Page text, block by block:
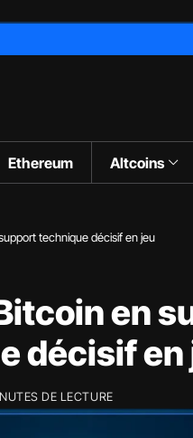
Ethereum Altcoins
technique décisif en jeu
en
décisif en
DE LECTURE